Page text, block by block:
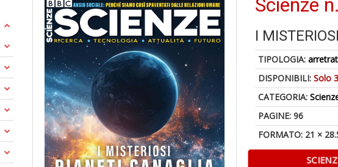
Scienze
I
TIPOLOGIA:
DISPONIBILI:Solo
CATEGORIA:
PAGINE: 96
FORMATO: 21 ×